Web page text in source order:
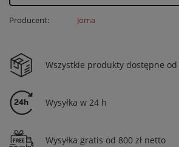
Producent: Joma
Wszystkie produkty dostępne
Wysyłka w 24 h
Wysyłka gratis od 800 zł netto